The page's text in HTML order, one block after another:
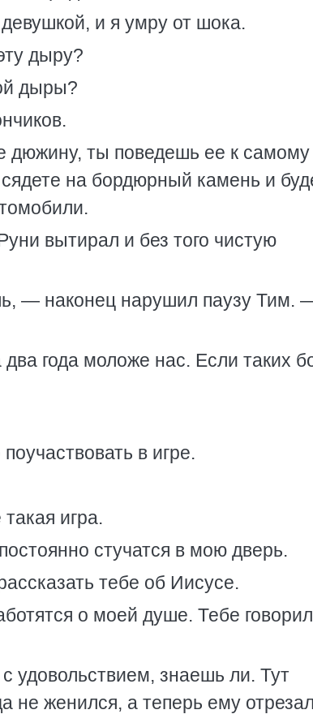
и я умру от шока.
дыру?
дыры?
ты поведешь ее к самому
на бордюрный камень и
вытирал и без того чистую
— наконец нарушил паузу Тим.
года моложе нас. Если таких
в игре.
игра.
стучатся в мою дверь.
тебе об Иисусе.
о моей душе. Тебе
знаешь ли. Тут
не женился, а теперь ему